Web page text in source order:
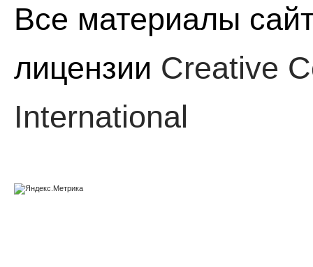
Все материалы
лицензии Creative
International